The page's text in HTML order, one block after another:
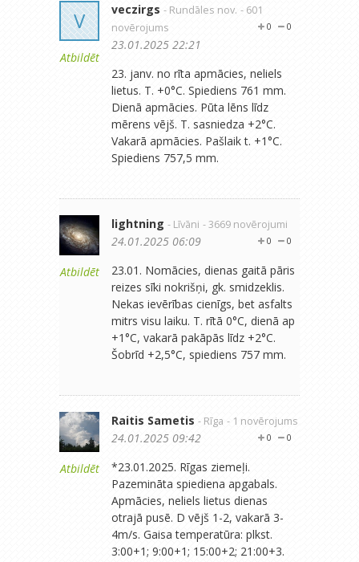
V
Atbildēt
veczirgs - Rundāles nov. - 601
novērojums
0
0
23.01.2025 22:21
23. janv. no rīta apmācies, neliels
lietus. T. +0°C. Spiediens 761 mm.
Dienā apmācies. Pūta lēns līdz
mērens vējš. T. sasniedza +2°C.
Vakarā apmācies. Pašlaik t. +1°C.
Spiediens 757,5 mm.
Atbildēt
lightning - Līvāni - 3669 novērojumi
0
0
24.01.2025 06:09
23.01. Nomācies, dienas gaitā pāris
reizes sīki nokrišņi, gk. smidzeklis.
Nekas ievērības cienīgs, bet asfalts
mitrs visu laiku. T. rītā 0°C, dienā ap
+1°C, vakarā pakāpās līdz +2°C.
Šobrīd +2,5°C, spiediens 757 mm.
Atbildēt
Raitis Sametis - Rīga - 1 novērojums
0
0
24.01.2025 09:42
*23.01.2025. Rīgas ziemeļi.
Pazemināta spiediena apgabals.
Apmācies, neliels lietus dienas
otrajā pusē. D vējš 1-2, vakarā 3-
4m/s. Gaisa temperatūra: plkst.
3:00+1; 9:00+1; 15:00+2; 21:00+3.